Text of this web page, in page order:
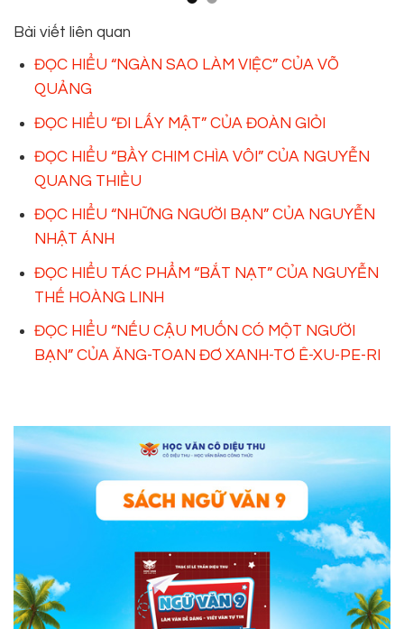
Bài viết liên quan
ĐỌC HIỂU “NGÀN SAO LÀM VIỆC” CỦA VÕ
QUẢNG
ĐỌC HIỂU “ĐI LẤY MẬT” CỦA ĐOÀN GIỎI
ĐỌC HIỂU “BẦY CHIM CHÌA VÔI” CỦA NGUYỄN
QUANG THIỀU
ĐỌC HIỂU “NHỮNG NGƯỜI BẠN” CỦA NGUYỄN
NHẬT ÁNH
ĐỌC HIỂU TÁC PHẨM “BẮT NẠT” CỦA NGUYỄN
THẾ HOÀNG LINH
ĐỌC HIỂU “NẾU CẬU MUỐN CÓ MỘT NGƯỜI
BẠN” CỦA ĂNG-TOAN ĐƠ XANH-TƠ Ê-XU-PE-RI